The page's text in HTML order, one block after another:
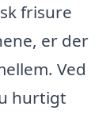
frisure
er der
Ved
hurtigt